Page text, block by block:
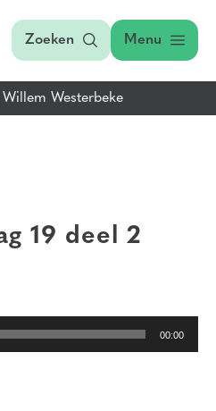
Zoeken Menu
Westerbeke
19 deel 2
00:00